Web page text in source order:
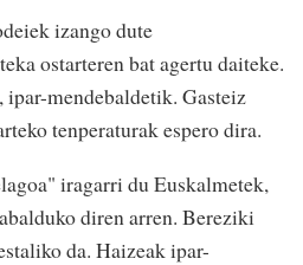
izango dute
ostarteren bat agertu daiteke.
mendebaldetik. Gasteiz
tenperaturak espero dira.
iragarri du Euskalmetek,
diren arren. Bereziki
da. Haizeak ipar-